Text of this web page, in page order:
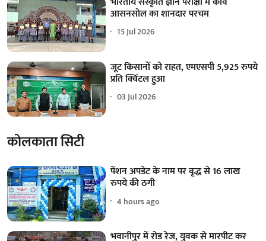
आसनसोल का शानदार परचम
15 Jul 2026
जूट किसानों को राहत, एमएसपी 5,925 रुपये
प्रति क्विंटल हुआ
03 Jul 2026
कोलकाता सिटी
पेंशन अपडेट के नाम पर वृद्ध से 16 लाख
रुपये की ठगी
4 hours ago
भवानीपुर में रोड रेज, युवक से मारपीट कर